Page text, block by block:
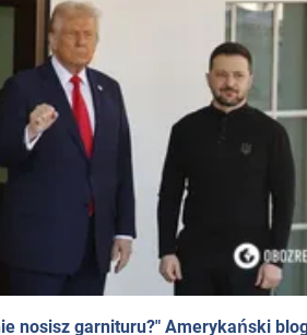
nosisz garnituru?" Amerykański